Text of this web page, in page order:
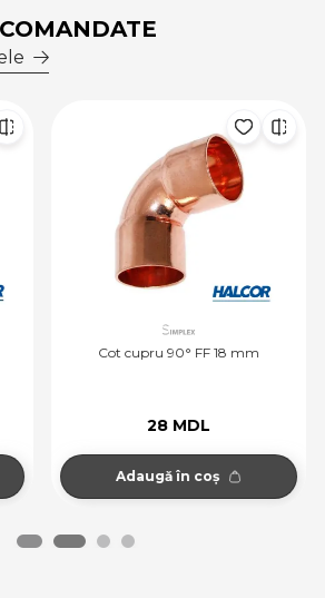
18 mm Cot cupru 90° MF 18
Adaugă în coș